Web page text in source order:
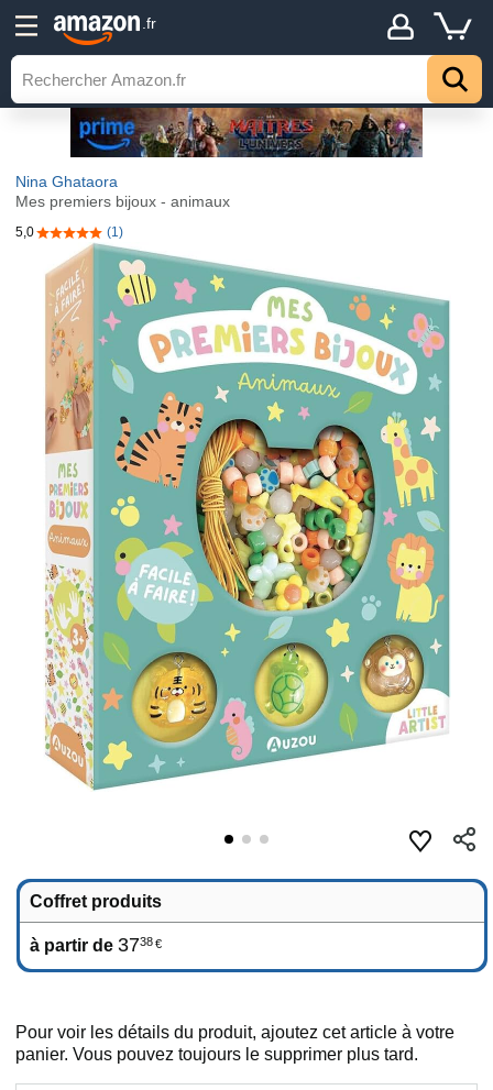
.fr
Nina Ghataora
Mes premiers bijoux - animaux
5,05,0 sur 5 étoiles
(1)
Coffret produits
à partir de 3738€
Pour voir les détails du produit, ajoutez cet article à votre
panier. Vous pouvez toujours le supprimer plus tard.